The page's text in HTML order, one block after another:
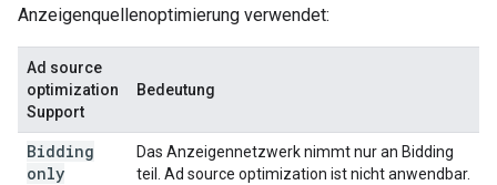
Anzeigenquellenoptimierung verwendet:
Ad source
optimization
Support
Bedeutung
Bidding
only
Das Anzeigennetzwerk nimmt nur an Bidding
teil. Ad source optimization ist nicht anwendbar.